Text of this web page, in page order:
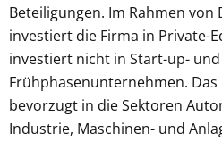
Beteiligungen. Im Rahmen
investiert die Firma in Private-
investiert nicht in Start-up- und
Frühphasenunternehmen.
bevorzugt in die Sektoren
Industrie, Maschinen- und